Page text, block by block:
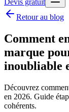
Devis gratuit
Retour au blog
Comment
marque
inoubliable
Découvrez
en 2026. Guide
cohérents.